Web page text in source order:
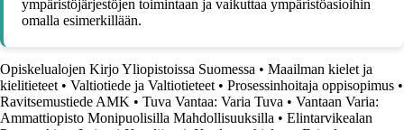
ympäristöjärjestöjen toimintaan ja vaikuttaa ympäristöasioihin
omalla esimerkillään.
Opiskelualojen Kirjo Yliopistoissa Suomessa • Maailman kielet ja
kielitieteet • Valtiotiede ja Valtiotieteet • Prosessinhoitaja oppisopimus •
Ravitsemustiede AMK • Tuva Vantaa: Varia Tuva • Vantaan Varia:
Ammattiopisto Monipuolisilla Mahdollisuuksilla • Elintarvikealan